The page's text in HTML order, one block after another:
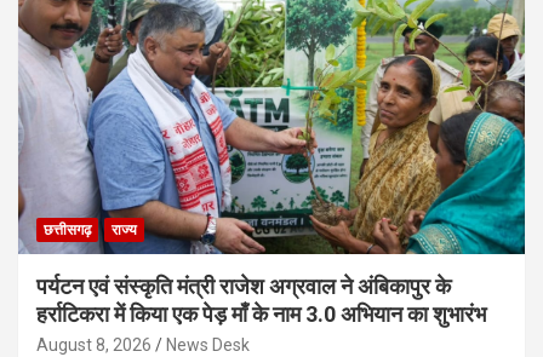
छत्तीसगढ़ राज्य
पर्यटन एवं संस्कृति मंत्री राजेश अग्रवाल ने अंबिकापुर के
हर्राटिकरा में किया एक पेड़ माँ के नाम 3.0 अभियान का शुभारंभ
August 8, 2026 News Desk